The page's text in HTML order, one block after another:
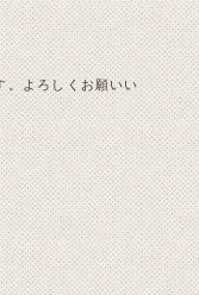
よろしくお願いい